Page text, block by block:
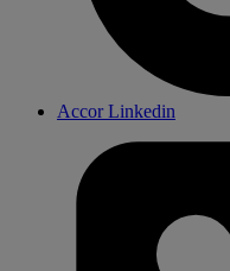
Accor Linkedin